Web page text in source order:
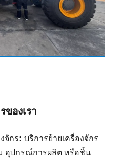
ของเรา
จักร: บริการย้ายเครื่องจักร
อุปกรณ์การผลิต หรือชิ้น